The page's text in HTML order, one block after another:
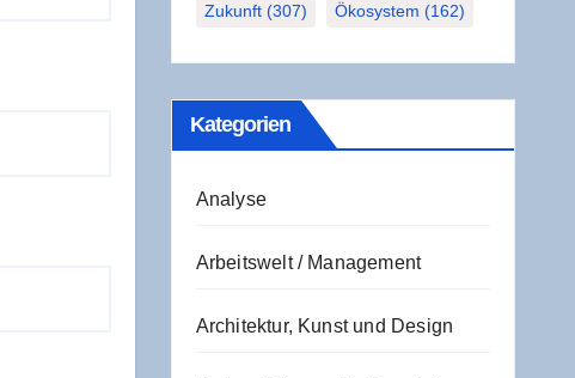
Zukunft(307) Ökosystem (162)
Kate­go­rien
Analyse
Arbeitswelt / Management
Architektur, Kunst und Design